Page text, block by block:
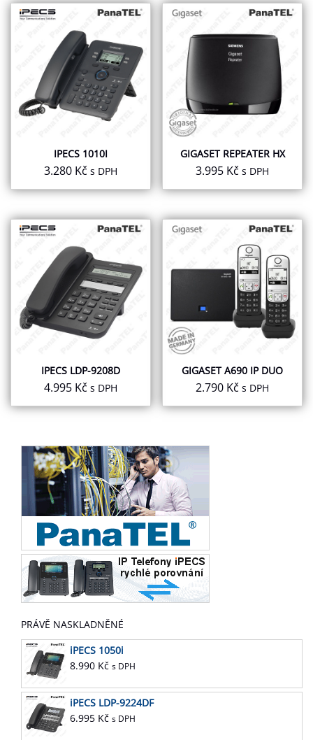
IPECS 1010I
3.280 Kč s DPH
GIGASET REPEATER HX
3.995 Kč s DPH
IPECS LDP-9208D
4.995 Kč s DPH
GIGASET A690 IP DUO
2.790 Kč s DPH
PRÁVĚ NASKLADNĚNÉ
iPECS 1050i
8.990 Kč s DPH
iPECS LDP-9224DF
6.995 Kč s DPH